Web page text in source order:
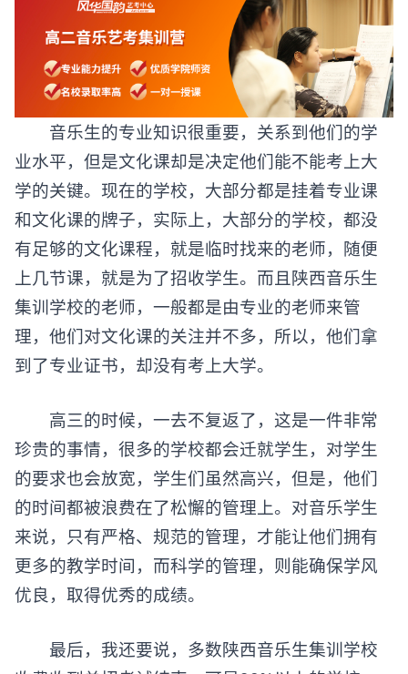
音乐生的专业知识很重要，关系到他们的学
业水平，但是文化课却是决定他们能不能考上大
学的关键。现在的学校，大部分都是挂着专业课
和文化课的牌子，实际上，大部分的学校，都没
有足够的文化课程，就是临时找来的老师，随便
上几节课，就是为了招收学生。而且陕西音乐生
集训学校的老师，一般都是由专业的老师来管
理，他们对文化课的关注并不多，所以，他们拿
到了专业证书，却没有考上大学。
高三的时候，一去不复返了，这是一件非常
珍贵的事情，很多的学校都会迁就学生，对学生
的要求也会放宽，学生们虽然高兴，但是，他们
的时间都被浪费在了松懈的管理上。对音乐学生
来说，只有严格、规范的管理，才能让他们拥有
更多的教学时间，而科学的管理，则能确保学风
优良，取得优秀的成绩。
最后，我还要说，多数陕西 音乐生集训学校